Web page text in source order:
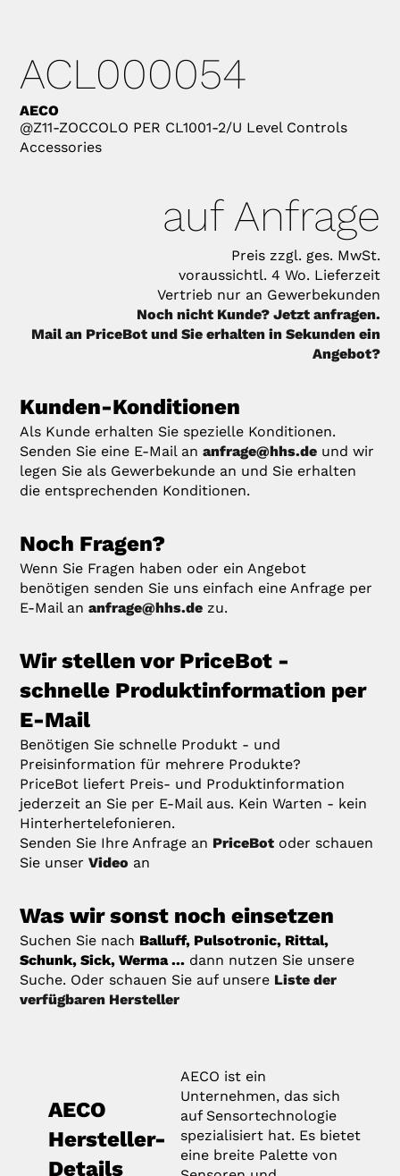
ACL000054
AECO
@Z11-ZOCCOLO PER CL1001-2/U Level Controls
Accessories
auf Anfrage
Preis zzgl. ges. MwSt.
voraussichtl. 4 Wo. Lieferzeit
Vertrieb nur an Gewerbekunden
Noch nicht Kunde? Jetzt anfragen.
Mail an PriceBot und Sie erhalten in Sekunden ein
Angebot?
Kunden-Konditionen
Als Kunde erhalten Sie spezielle Konditionen.
Senden Sie eine E-Mail ananfrage@hhs.de und wir
legen Sie als Gewerbekunde an und Sie erhalten
die entsprechenden Konditionen.
Noch Fragen?
Wenn Sie Fragen haben oder ein Angebot
benötigen senden Sie uns einfach eine Anfrage per
E-Mail ananfrage@hhs.de zu.
Wir stellen vor PriceBot -
schnelle Produktinformation per
E-Mail
Benötigen Sie schnelle Produkt - und
Preisinformation für mehrere Produkte?
PriceBot liefert Preis- und Produktinformation
jederzeit an Sie per E-Mail aus. Kein Warten - kein
Hinterhertelefonieren.
Senden Sie Ihre Anfrage an PriceBot oder schauen
Sie unserVideo an
Was wir sonst noch einsetzen
Suchen Sie nach Balluff, Pulsotronic, Rittal,
Schunk, Sick, Werma ... dann nutzen Sie unsere
Suche. Oder schauen Sie auf unsere Liste der
verfügbaren Hersteller
AECO
Hersteller-
Details
AECO ist ein
Unternehmen, das sich
auf Sensortechnologie
spezialisiert hat. Es bietet
eine breite Palette von